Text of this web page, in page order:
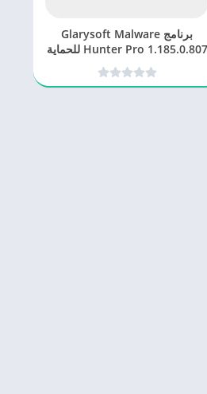
برنامج Glarysoft Malware
Hunter Pro 1.185.0.807 للحماية
الشاملة من الفيروسات